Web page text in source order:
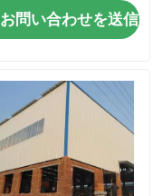
お問い合わせを送信